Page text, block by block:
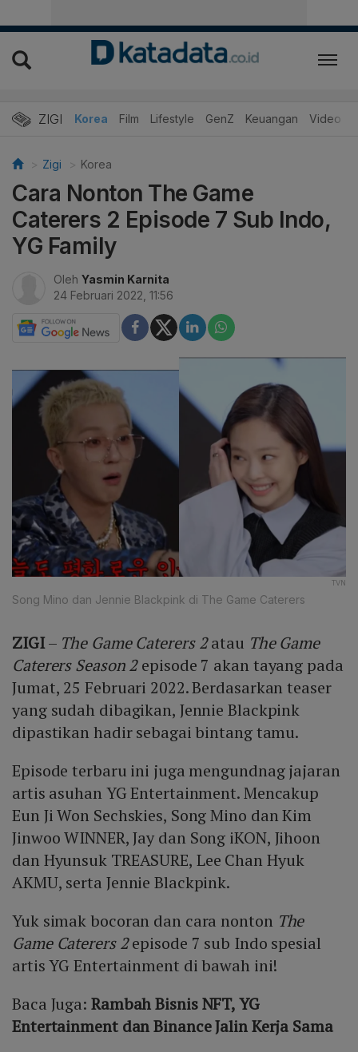
ZIGI
Hits Korea Film Lifestyle GenZ Keuangan Video
Zigi Korea
Cara Nonton The Game
Caterers 2 Episode 7 Sub Indo,
YG Family
Oleh Yasmin Karnita
24 Februari 2022, 11:56
TVN
Song Mino dan Jennie Blackpink di The Game Caterers
ZIGI– The Game Caterers 2atau The Game
Caterers Season 2episode 7 akan tayang pada
Jumat, 25 Februari 2022. Berdasarkan teaser
yang sudah dibagikan, Jennie Blackpink
dipastikan hadir sebagai bintang tamu.
Episode terbaru ini juga mengundnag jajaran
artis asuhan YG Entertainment. Mencakup
Eun Ji Won Sechskies, Song Mino dan Kim
Jinwoo WINNER, Jay dan Song iKON, Jihoon
dan Hyunsuk TREASURE, Lee Chan Hyuk
AKMU, serta Jennie Blackpink.
Yuk simak bocoran dan cara nonton The
Game Caterers 2episode 7 sub Indo spesial
artis YG Entertainment di bawah ini!
Baca Juga: Rambah Bisnis NFT, YG
Entertainment dan Binance Jalin Kerja Sama